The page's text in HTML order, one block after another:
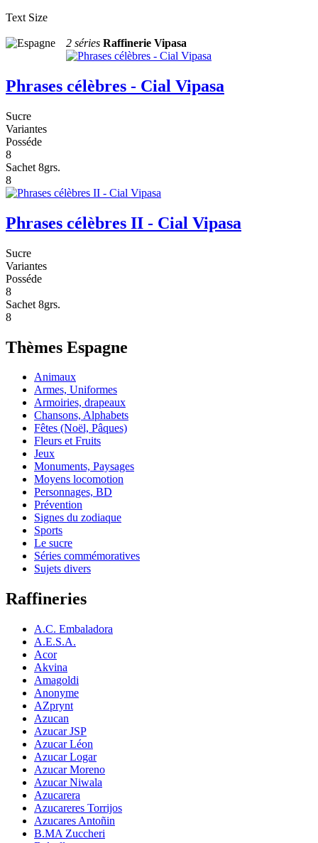
Text Size
2 séries Raffinerie Vipasa
Phrases célèbres - Cial Vipasa
Sucre
Variantes
Posséde
8
Sachet 8grs.
8
Phrases célèbres II - Cial Vipasa
Sucre
Variantes
Posséde
8
Sachet 8grs.
8
Thèmes Espagne
Animaux
Armes, Uniformes
Armoiries, drapeaux
Chansons, Alphabets
Fêtes (Noël, Pâques)
Fleurs et Fruits
Jeux
Monuments, Paysages
Moyens locomotion
Personnages, BD
Prévention
Signes du zodiaque
Sports
Le sucre
Séries commémoratives
Sujets divers
Raffineries
A.C. Embaladora
A.E.S.A.
Acor
Akvina
Amagoldi
Anonyme
AZprynt
Azucan
Azucar JSP
Azucar Léon
Azucar Logar
Azucar Moreno
Azucar Niwala
Azucarera
Azucareres Torrijos
Azucares Antoñin
B.MA Zuccheri